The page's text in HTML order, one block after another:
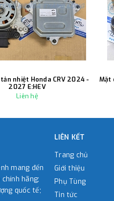
nhiệt Honda CRV 2024 -
2027 E:HEV
Liên hệ
Mặt
mang đến
hãng;
quốc tế;
LIÊN KẾT
Trang chủ
Giới thiệu
Phụ Tùng
Tin tức